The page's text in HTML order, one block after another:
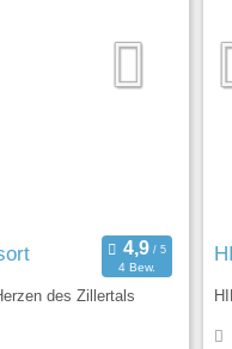
4 Bew.
des Zillertals